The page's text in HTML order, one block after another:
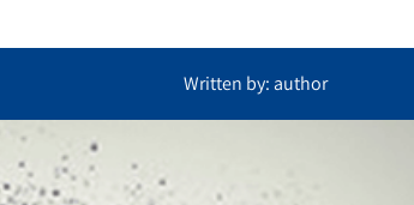
Written by: author